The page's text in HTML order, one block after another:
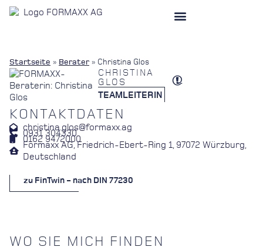
Startseite » Berater » Christina Glos
CHRISTINA
GLOS
TEAMLEITERIN
KONTAKTDATEN
christina.glos@formaxx.ag
0931 304330
0162 9472000
Formaxx AG, Friedrich-Ebert-Ring 1, 97072 Würzburg,
Deutschland
zu FinTwin - nach DIN 77230
WO SIE MICH FINDEN